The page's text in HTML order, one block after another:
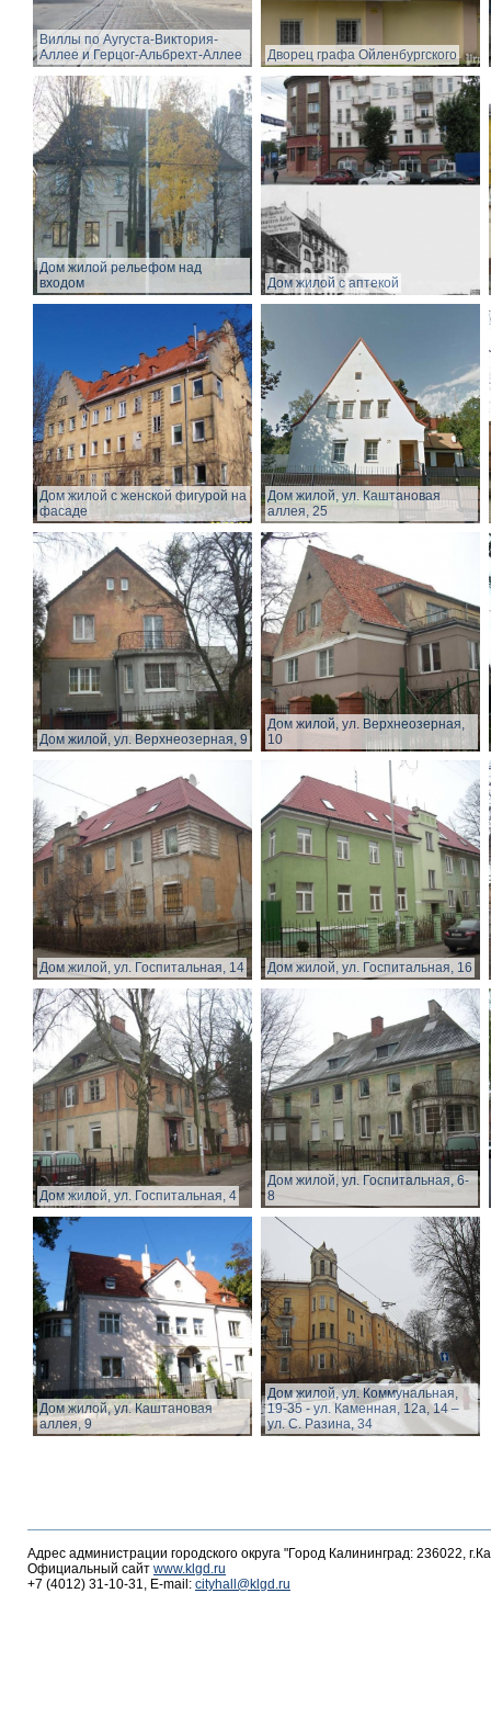
Виллы по Аугуста-Виктория-
Аллее и Герцог-Альбрехт-Аллее
Дворец графа Ойленбургского
Дом жилой рельефом над
входом
Дом жилой с аптекой
Дом жилой с женской фигурой на
фасаде
Дом жилой, ул. Каштановая
аллея, 25
Дом жилой, ул. Верхнеозерная, 9
Дом жилой, ул. Верхнеозерная,
10
Дом жилой, ул. Госпитальная, 14 Дом жилой, ул. Госпитальная, 16
Дом жилой, ул. Госпитальная, 4
Дом жилой, ул. Госпитальная, 6-
8
Дом жилой, ул. Каштановая
аллея, 9
Дом жилой, ул. Коммунальная,
19-35 - ул. Каменная, 12а, 14 –
ул. С. Разина, 34
Адрес администрации городского округа "Город Калининград: 236022,
Официальный сайт www.klgd.ru
+7 (4012) 31-10-31, E-mail: cityhall@klgd.ru